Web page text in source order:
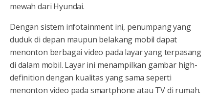
mewah dari Hyundai.
Dengan sistem infotainment ini, penumpang yang
duduk di depan maupun belakang mobil dapat
menonton berbagai video pada layar yang terpasang
di dalam mobil. Layar ini menampilkan gambar high-
definition dengan kualitas yang sama seperti
menonton video pada smartphone atau TV di rumah.